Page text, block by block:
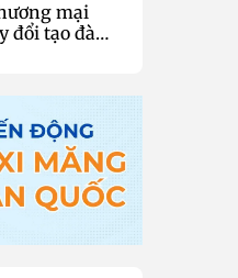
mại
đổi tạo đà